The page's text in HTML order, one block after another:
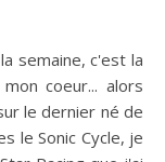
coeur... alors
le dernier né de
le Sonic Cycle, je